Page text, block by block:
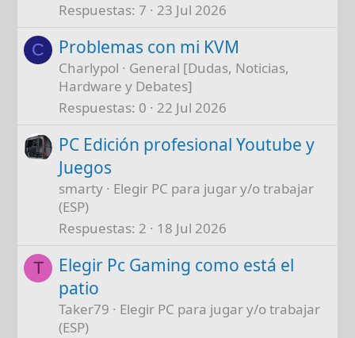
Respuestas 7 23 Jul 2026
C Problemas con mi KVM
Charlypol
General [Dudas, Noticias,
Hardware y Debates]
Respuestas 0 22 Jul 2026
PC Edición profesional Youtube y
Juegos
smarty
Elegir PC para jugar y/o trabajar
(ESP)
Respuestas 2 18 Jul 2026
T
Elegir Pc Gaming como está el
patio
Taker79
Elegir PC para jugar y/o trabajar
(ESP)